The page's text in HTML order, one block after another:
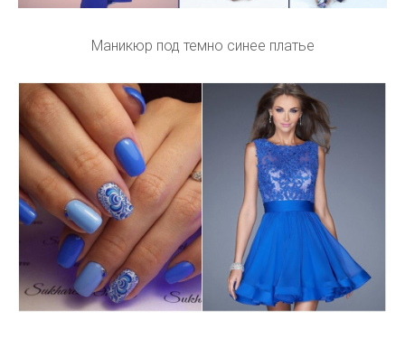
Маникюр под темно синее платье